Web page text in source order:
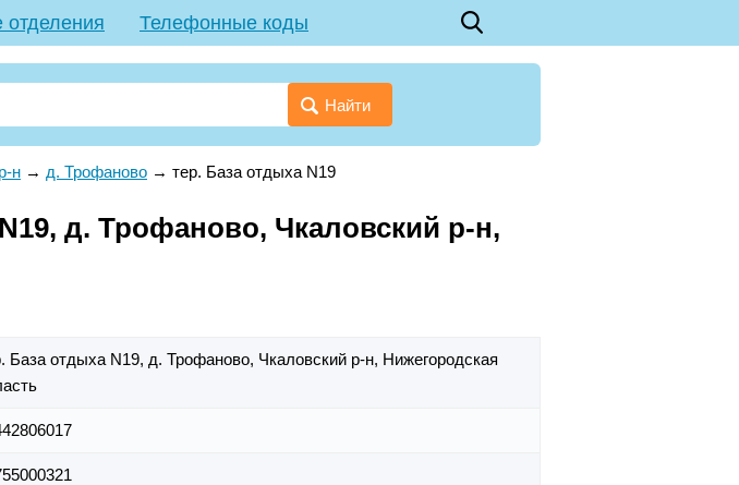
отделения Телефонные коды
Найти
н → д. Трофаново → тер. База отдыха N19
д. Трофаново, Чкаловский р-н,
База отдыха N19, д. Трофаново, Чкаловский р-н, Нижегородская